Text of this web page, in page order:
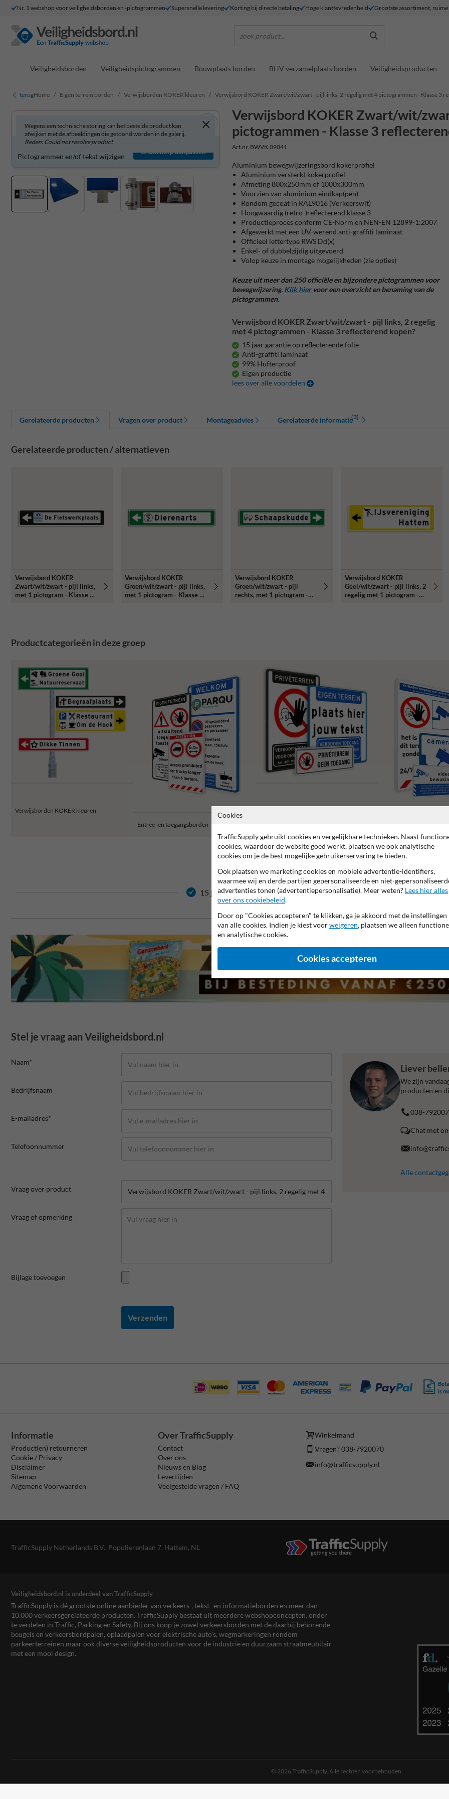
Nr. 1 webshop voor veiligheidsborden en -pictogrammen Supersnelle levering Korting bij directe betaling Hoge klanttevredenheid Grootste assortiment,
zoek product...
Veiligheidsborden Veiligheidspictogrammen Bouwplaats borden BHV verzamelplaats borden Veiligheidsproducten
terugHome Eigen terrein borden Verwijsborden KOKER kleuren Verwijsbord KOKER Zwart/wit/zwart - pijl links, 2 regelig met 4 pictogrammen - Klasse 3
Verwijsbord KOKER Zwart/wit/
pictogrammen - Klasse 3
Art.nr. BWVK.09041
Wegens een technische storing kan het bestelde product kan
afwijken met de afbeeldingen die getoond worden in de galerij.
Reden: Could not resolve product
Verwijsbord zelf aanpassen?
Pictogrammen en/of tekst wijzigen
Ontwerp aanpassen
Aluminium bewegwijzeringsbord kokerprofiel
Aluminium versterkt kokerprofiel
Afmeting 800x250mm of 1000x300mm
Voorzien van aluminium eindkap(pen)
Rondom gecoat in RAL9016 (Verkeerswit)
Hoogwaardig (retro-)reflecterend klasse 3
Productieproces conform CE-Norm en NEN-EN 12899-1:2007
Afgewerkt met een UV-werend anti-graffiti laminaat
Officieel lettertype RWS Dd(x)
Enkel- of dubbelzijdig uitgevoerd
Volop keuze in montage mogelijkheden (zie opties)
Keuze uit meer dan 250 officiële en bijzondere pictogrammen voor
bewegwijzering. Klik hiervoor een overzicht en benaming van de
pictogrammen.
Verwijsbord KOKER Zwart/wit/zwart - pijl links, 2 regelig
met 4 pictogrammen - Klasse 3 reflecterend kopen?
15 jaar garantie op reflecterende folie
Anti-graffiti laminaat
99% Hufterproof
Eigen productie
lees over alle voordelen
Gerelateerde producten Vragen over product Montageadvies Gerelateerde informatie(3)
Gerelateerde producten / alternatieven
Verwijsbord KOKER
Zwart/wit/zwart - pijl links,
met 1 pictogram - Klasse 3
Verwijsbord KOKER
Groen/wit/zwart - pijl links,
met 1 pictogram - Klasse 3
Verwijsbord KOKER
Groen/wit/zwart - pijl
rechts, met 1 pictogram -
Verwijsbord KOKER
Geel/wit/zwart - pijl links, 2
regelig met 1 pictogram -
Productcategorieën in deze groep
Verwijsborden KOKER kleuren
Entree- en toegangsborden
15 jaar garantie op reflecterende folie Anti-graffiti laminaat 99%
Stel je vraag aan Veiligheidsbord.nl
Naam*
Bedrijfsnaam
E-mailadres*
Telefoonnummer
Vraag over product
Vraag of opmerking
Bijlage toevoegen
Verzenden
Liever
We zijn
producten en
038-
Chat met
Alle
is
Informatie
Product(en) retourneren
Cookie / Privacy
Disclaimer
Sitemap
Algemene Voorwaarden
Over TrafficSupply
Contact
Over ons
Nieuws en Blog
Levertijden
Veelgestelde vragen / FAQ
Winkelmand
Vragen? 038-7920070
info@trafficsupply.nl
TrafficSupply Netherlands B.V., Populierenlaan 7, Hattem, NL
Veiligheidsbord.nl is onderdeel van TrafficSupply
TrafficSupply is dé grootste online aanbieder van verkeers-, tekst- en informatieborden en meer dan
10.000 verkeersgerelateerde producten. TrafficSupply bestaat uit meerdere webshopconcepten, onder
te verdelen in Traffic, Parking en Safety. Bij ons koop je zowel verkeersborden met de daarbij behorende
beugels en verkeersbordpalen, oplaadpalen voor elektrische auto’s, wegmarkeringen rondom
parkeerterreinen maar ook diverse veiligheidsproducten voor de industrie en duurzaam straatmeubilair
met een mooi design.
© 2026 TrafficSupply. Alle rechten voorbehouden.
Cookies
TrafficSupply gebruikt cookies en vergelijkbare technieken. Naast
cookies, waardoor de website goed werkt, plaatsen we ook analytische
cookies om je de best mogelijke gebruikerservaring te bieden.
Ook plaatsen we marketing cookies en mobiele advertentie-identifiers,
waarmee wij en derde partijen gepersonaliseerde en niet-
advertenties tonen (advertentiepersonalisatie). Meer weten? Lees hier alles
over ons cookiebeleid.
Door op "Cookies accepteren" te klikken, ga je akkoord met de instellingen
van alle cookies. Indien je kiest voorweigeren, plaatsen we alleen
en analytische cookies.
Cookies accepteren